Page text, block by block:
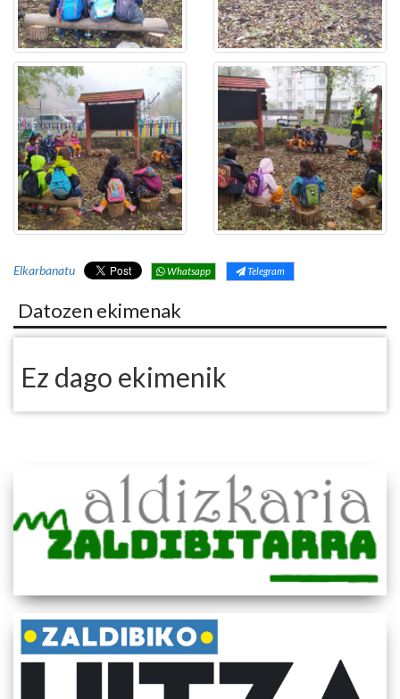
Elkarbanatu Whatsapp Telegram
Datozen ekimenak
Ez dago ekimenik